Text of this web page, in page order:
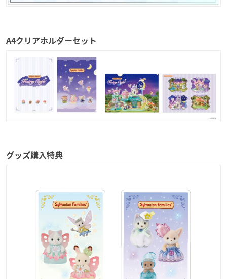
A4クリアホルダーセット
グッズ購入特典